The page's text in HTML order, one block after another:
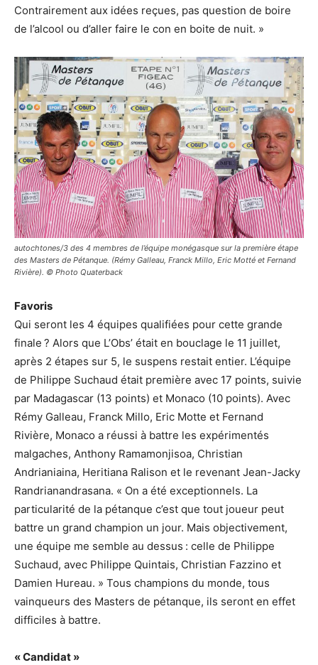
Contrairement aux idées reçues, pas question de boire
de l’alcool ou d’aller faire le con en boite de nuit. »
autochtones/3 des 4 membres de l’équipe monégasque sur la première étape
des Masters de Pétanque. (Rémy Galleau, Franck Millo, Eric Motté et Fernand
Rivière). © Photo Quaterback
Favoris
Qui seront les 4 équipes qualifiées pour cette grande
finale ? Alors que L’Obs’ était en bouclage le 11 juillet,
après 2 étapes sur 5, le suspens restait entier. L’équipe
de Philippe Suchaud était première avec 17 points, suivie
par Madagascar (13 points) et Monaco (10 points). Avec
Rémy Galleau, Franck Millo, Eric Motte et Fernand
Rivière, Monaco a réussi à battre les expérimentés
malgaches, Anthony Ramamonjisoa, Christian
Andrianiaina, Heritiana Ralison et le revenant Jean-Jacky
Randrianandrasana. « On a été exceptionnels. La
particularité de la pétanque c’est que tout joueur peut
battre un grand champion un jour. Mais objectivement,
une équipe me semble au dessus : celle de Philippe
Suchaud, avec Philippe Quintais, Christian Fazzino et
Damien Hureau. » Tous champions du monde, tous
vainqueurs des Masters de pétanque, ils seront en effet
difficiles à battre.
« Candidat »